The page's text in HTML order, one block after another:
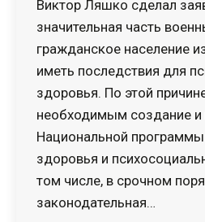
Виктор Ляшко сделал
значительная часть
гражданское население
иметь последствия для
здоровья. По этой
необходимым создание и
Национальной программы
здоровья и
том числе, в срочном
законодательная…